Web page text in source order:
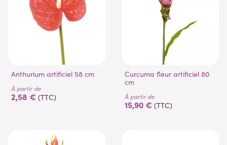
Anthurium artificiel 58 cm
À partir de
2,58 € (TTC)
Curcuma fleur artificiel 80
cm
À partir de
15,90 € (TTC)